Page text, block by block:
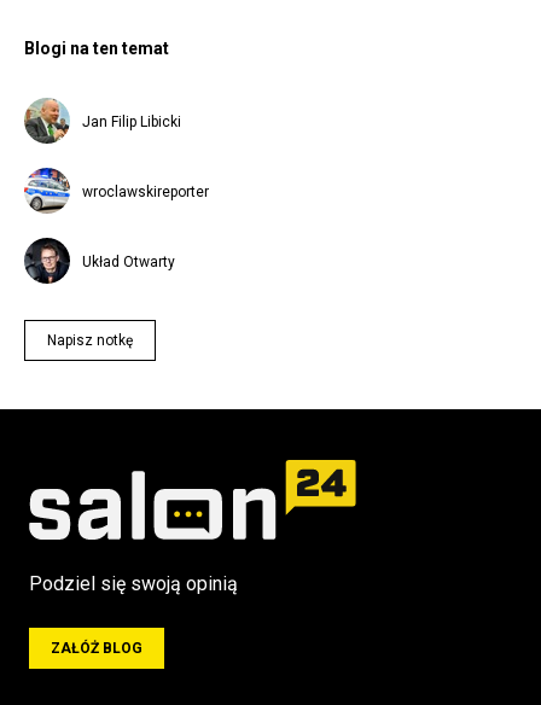
Blogi na ten temat
Jan Filip Libicki
wroclawskireporter
Układ Otwarty
Napisz notkę
Podziel się swoją opinią
ZAŁÓŻ BLOG